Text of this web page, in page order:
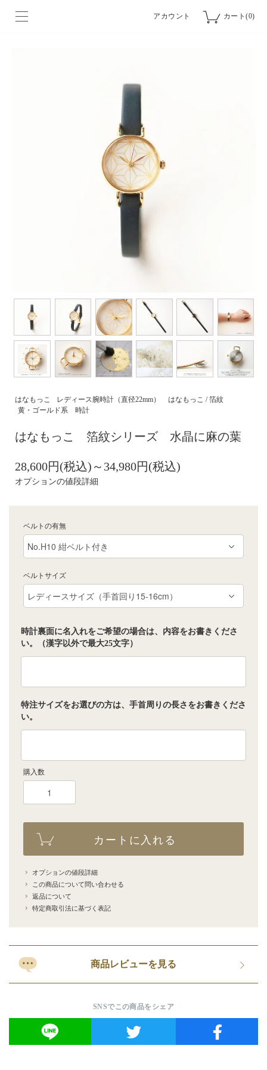
アカウント カート(0)
はなもっこ レディース腕時計（直径22mm）
はなもっこ / 箔紋
黄・ゴールド系 時計
はなもっこ 箔紋シリーズ 水晶に麻の葉
28,600円(税込)～34,980円(税込)
オプションの値段詳細
ベルトの有無
ベルトサイズ
時計裏面に名入れをご希望の場合は、内容をお書きくださ
い。（漢字以外で最大25文字）
特注サイズをお選びの方は、手首周りの長さをお書きくださ
い。
購入数
カートに入れる
オプションの値段詳細
この商品について問い合わせる
返品について
特定商取引法に基づく表記
商品レビューを見る
SNSでこの商品をシェア